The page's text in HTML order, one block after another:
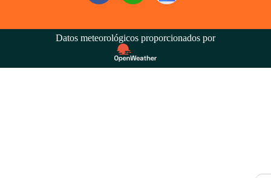
Datos meteorológicos proporcionados por